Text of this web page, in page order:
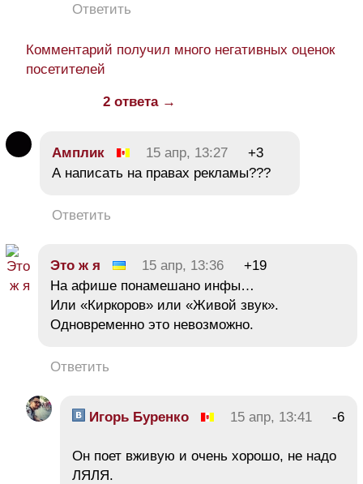
Ответить
Комментарий получил много негативных оценок
посетителей
2 ответа →
Амплик 15 апр, 13:27
+3
А написать на правах рекламы???
Ответить
Это ж я 15 апр, 13:36
+19
На афише понамешано инфы…
Или «Киркоров» или «Живой звук».
Одновременно это невозможно.
Ответить
Игорь Буренко 15 апр, 13:41 -6
Он поет вживую и очень хорошо, не надо
ЛЯЛЯ.